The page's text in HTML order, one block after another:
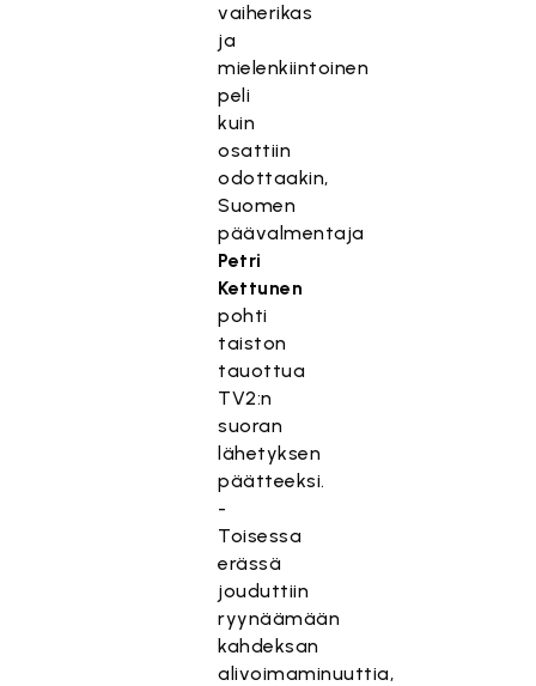
vaiherikas
ja
mielenkiintoinen
peli
kuin
osattiin
odottaakin,
Suomen
päävalmentaja
Petri
Kettunen
pohti
taiston
tauottua
TV2:n
suoran
lähetyksen
päätteeksi.
-
Toisessa
erässä
jouduttiin
ryynäämään
kahdeksan
alivoimaminuuttia,